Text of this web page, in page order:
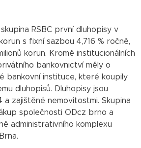
RSBC první dluhopisy v
s fixní sazbou 4,716 % ročně,
korun. Kromě institucionálních
bankovnictví měly o
bankovní instituce, které koupily
dluhopisů. Dluhopisy jsou
zajištěné nemovitostmi. Skupina
společnosti ODcz brno a
administrativního komplexu